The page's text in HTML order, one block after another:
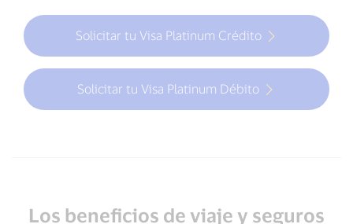
Solicitar tu Visa Platinum Crédito
Solicitar tu Visa Platinum Débito
Los beneficios de viaje y seguros